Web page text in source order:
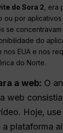
do Sora 2 ,
ou por aplicativos
se
do
nos EUA e nos
do Norte.
a web: O
web
Hoje,
a plataforma